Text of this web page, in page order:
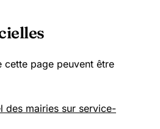
cette page peuvent être
des mairies sur service-